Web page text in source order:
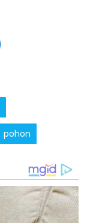
pohon